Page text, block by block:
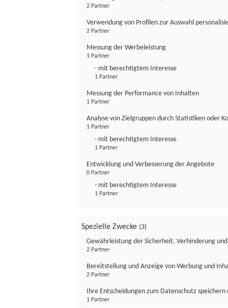
2 Partner
Verwendung von Profilen zur Auswahl
2 Partner
Messung der Werbeleistung
1 Partner
- mit berechtigtem Interesse
1 Partner
Messung der Performance von Inhalten
1 Partner
Analyse von Zielgruppen durch Statistiken oder
1 Partner
- mit berechtigtem Interesse
1 Partner
Entwicklung und Verbesserung der Angebote
0 Partner
- mit berechtigtem Interesse
1 Partner
Spezielle Zwecke (3)
Gewährleistung der Sicherheit, Verhinderung
2 Partner
Bereitstellung und Anzeige von Werbung und
2 Partner
Ihre Entscheidungen zum Datenschutz
1 Partner